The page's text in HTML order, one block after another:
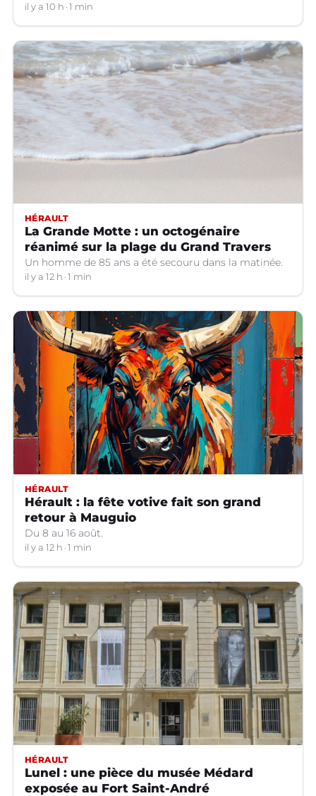
d'orages dans certains départements.
il y a 10 h 1 min
HÉRAULT
La Grande Motte : un octogénaire
réanimé sur la plage du Grand Travers
Un homme de 85 ans a été secouru dans la matinée.
il y a 12 h 1 min
HÉRAULT
Hérault : la fête votive fait son grand
retour à Mauguio
Du 8 au 16 août.
il y a 12 h 1 min
HÉRAULT
Lunel : une pièce du musée Médard
exposée au Fort Saint-André